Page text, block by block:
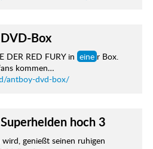
Box
DER RED FURY in eine r Box.
kommen…
antboy-dvd-box/
hoch 3
genießt seinen ruhigen